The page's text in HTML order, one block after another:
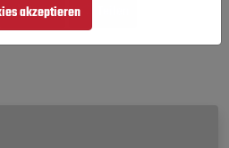
Hotels
akzeptieren